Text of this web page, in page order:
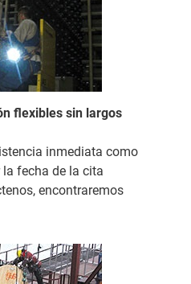
flexibles sin largos
inmediata como
fecha de la cita
encontraremos